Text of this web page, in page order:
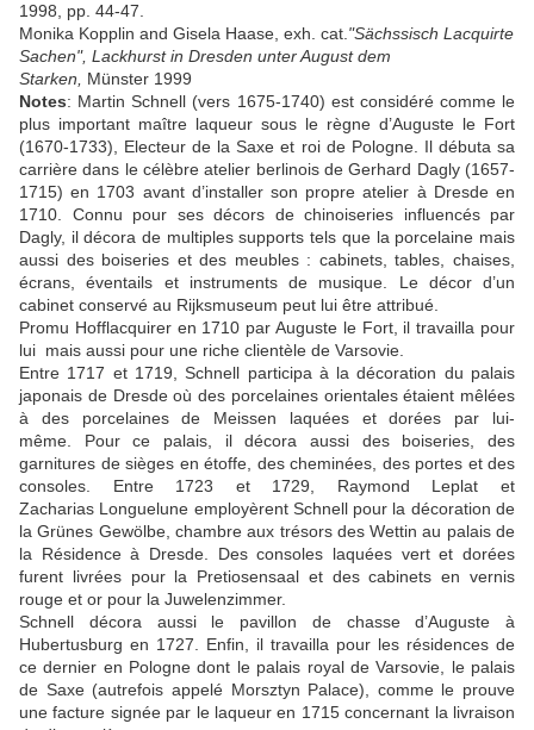
1998, pp. 44-47.
Monika Kopplin and Gisela Haase, exh. cat. "Sächssisch Lacquirte
Sachen", Lackhurst in Dresden unter August dem
Starken,
Münster 1999
Notes: Martin Schnell (vers 1675-1740) est considéré comme le
plus important maître laqueur sous le règne d’Auguste le Fort
(1670-1733), Electeur de la Saxe et roi de Pologne. Il débuta sa
carrière dans le célèbre atelier berlinois de Gerhard Dagly (1657-
1715) en 1703 avant d’installer son propre atelier à Dresde en
1710. Connu pour ses décors de chinoiseries influencés par
Dagly, il décora de multiples supports tels que la porcelaine mais
aussi des boiseries et des meubles : cabinets, tables, chaises,
écrans, éventails et instruments de musique. Le décor d’un
cabinet conservé au Rijksmuseum peut lui être attribué.
Promu Hofflacquirer en 1710 par Auguste le Fort, il travailla pour
lui mais aussi pour une riche clientèle de Varsovie.
Entre 1717 et 1719, Schnell participa à la décoration du palais
japonais de Dresde où des porcelaines orientales étaient mêlées
à des porcelaines de Meissen laquées et dorées par lui-
même. Pour ce palais, il décora aussi des boiseries, des
garnitures de sièges en étoffe, des cheminées, des portes et des
consoles. Entre 1723 et 1729, Raymond Leplat et
Zacharias Longuelune employèrent Schnell pour la décoration de
la Grünes Gewölbe, chambre aux trésors des Wettin au palais de
la Résidence à Dresde. Des consoles laquées vert et dorées
furent livrées pour la Pretiosensaal et des cabinets en vernis
rouge et or pour la Juwelenzimmer.
Schnell décora aussi le pavillon de chasse d’Auguste à
Hubertusburg en 1727. Enfin, il travailla pour les résidences de
ce dernier en Pologne dont le palais royal de Varsovie, le palais
de Saxe (autrefois appelé Morsztyn Palace), comme le prouve
une facture signée par le laqueur en 1715 concernant la livraison